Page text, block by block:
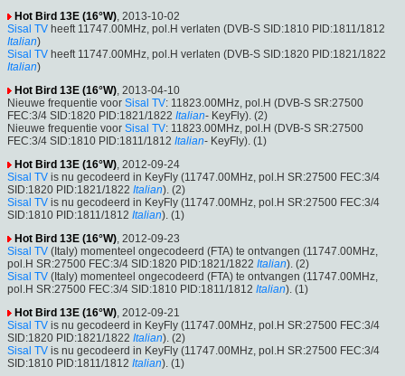
Hot Bird 13E (16°W) , 2013-10-02
Sisal TV heeft 11747.00MHz, pol.H verlaten (DVB-S SID:1810 PID:1811/1812
Italian)
Sisal TV heeft 11747.00MHz, pol.H verlaten (DVB-S SID:1820 PID:1821/1822
Italian)
Hot Bird 13E (16°W) , 2013-04-10
Nieuwe frequentie voor Sisal TV: 11823.00MHz, pol.H (DVB-S SR:27500
FEC:3/4 SID:1820 PID:1821/1822 Italian- KeyFly). (2)
Nieuwe frequentie voor Sisal TV: 11823.00MHz, pol.H (DVB-S SR:27500
FEC:3/4 SID:1810 PID:1811/1812 Italian- KeyFly). (1)
Hot Bird 13E (16°W) , 2012-09-24
Sisal TV is nu gecodeerd in KeyFly (11747.00MHz, pol.H SR:27500 FEC:3/4
SID:1820 PID:1821/1822 Italian). (2)
Sisal TV is nu gecodeerd in KeyFly (11747.00MHz, pol.H SR:27500 FEC:3/4
SID:1810 PID:1811/1812 Italian). (1)
Hot Bird 13E (16°W) , 2012-09-23
Sisal TV (Italy) momenteel ongecodeerd (FTA) te ontvangen (11747.00MHz,
pol.H SR:27500 FEC:3/4 SID:1820 PID:1821/1822 Italian). (2)
Sisal TV (Italy) momenteel ongecodeerd (FTA) te ontvangen (11747.00MHz,
pol.H SR:27500 FEC:3/4 SID:1810 PID:1811/1812 Italian). (1)
Hot Bird 13E (16°W) , 2012-09-21
Sisal TV is nu gecodeerd in KeyFly (11747.00MHz, pol.H SR:27500 FEC:3/4
SID:1820 PID:1821/1822 Italian). (2)
Sisal TV is nu gecodeerd in KeyFly (11747.00MHz, pol.H SR:27500 FEC:3/4
SID:1810 PID:1811/1812 Italian). (1)